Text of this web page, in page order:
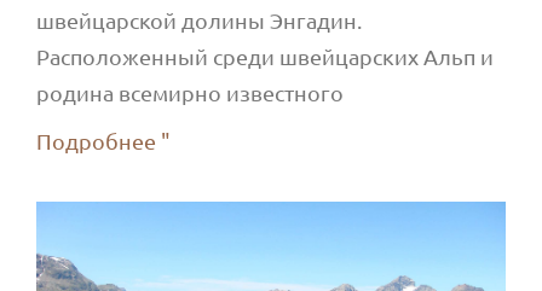
швейцарской долины Энгадин.
Расположенный среди швейцарских Альп и
родина всемирно известного
Подробнее "